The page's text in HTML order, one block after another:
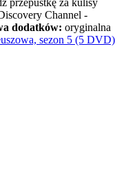
przepustkę za kulisy
Channel -
dodatków: oryginalna
sezon 5 (5 DVD)